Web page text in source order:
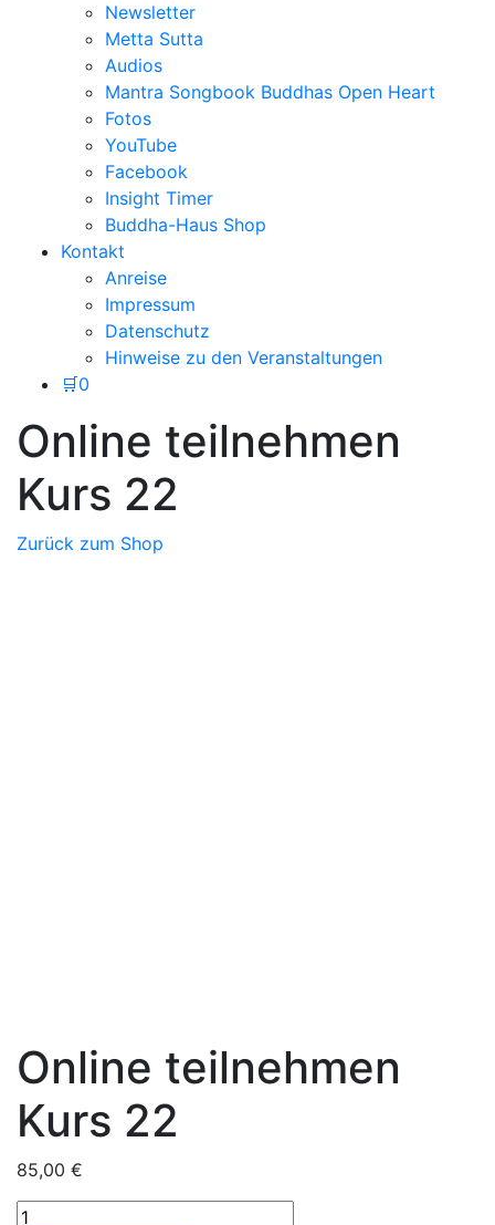
Newsletter
Metta Sutta
Audios
Mantra Songbook Buddhas Open Heart
Fotos
YouTube
Facebook
Insight Timer
Buddha-Haus Shop
Kontakt
Anreise
Impressum
Datenschutz
Hinweise zu den Veranstaltungen
🛒0
Online teilnehmen
Kurs 22
Zurück zum Shop
Online teilnehmen
Kurs 22
85,00 €
Online